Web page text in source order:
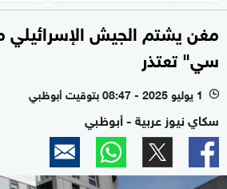
مغن يشتم الجيش
سي" تعتذر
l 1 يوليو 2025 - 08:47 بتوقيت أبوظبي
سكاي نيوز عربية - أبوظبي